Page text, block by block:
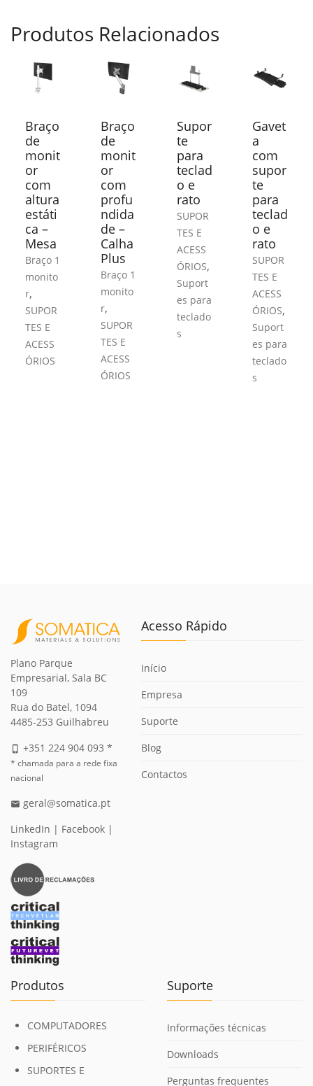
Produtos Relacionados
Braço
de
monit
or
com
altura
estáti
ca –
Mesa
Braço 1
monito
r,
SUPOR
TES E
ACESS
ÓRIOS
Braço
de
monit
or
com
profu
ndida
de –
Calha
Plus
Braço 1
monito
r,
SUPOR
TES E
ACESS
ÓRIOS
Supor
te
para
teclad
o e
rato
SUPOR
TES E
ACESS
ÓRIOS,
Suport
es para
teclado
s
Gavet
a
com
supor
te
para
teclad
o e
rato
SUPOR
TES E
ACESS
ÓRIOS,
Suport
es para
teclado
s
Plano Parque
Empresarial, Sala BC
109
Rua do Batel, 1094
4485-253 Guilhabreu
phone_iphone +351 224 904 093 *
* chamada para a rede fixa
nacional
email geral@somatica.pt
LinkedIn | Facebook |
Instagram
Acesso Rápido
Início
Empresa
Suporte
Blog
Contactos
Produtos
COMPUTADORES
PERIFÉRICOS
SUPORTES E
Suporte
Informações técnicas
Downloads
Perguntas frequentes